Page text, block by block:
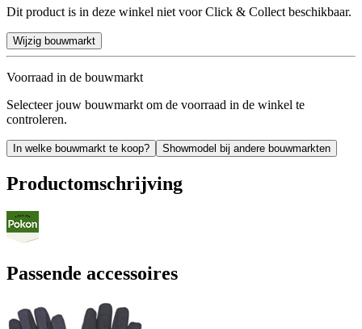
Dit product is in deze winkel niet voor Click & Collect beschikbaar.
Wijzig bouwmarkt
Voorraad in de bouwmarkt
Selecteer jouw bouwmarkt om de voorraad in de winkel te
controleren.
In welke bouwmarkt te koop? Showmodel bij andere bouwmarkten
Productomschrijving
Passende accessoires